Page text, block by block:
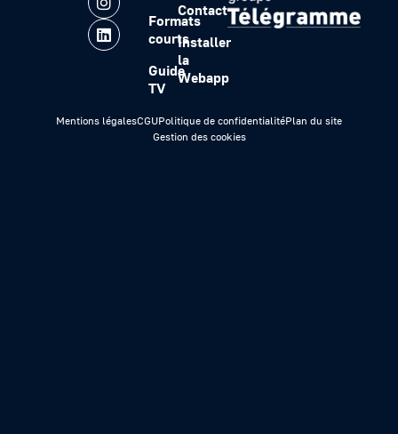
Formats
courts
Guide
TV
Contact
Installer
la
Webapp
Mentions légalesCGUPolitique de confidentialitéPlan du site
Gestion des cookies